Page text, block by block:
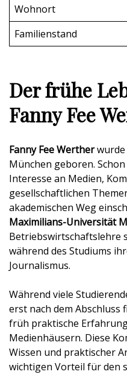
Wohnort
Familienstand
Der frühe
Fanny Fee
Fanny Fee Wertherwurde
München geboren.
Interesse an Medien,
gesellschaftlichen
akademischen Weg
Maximilians-Universität
Betriebswirtschaftslehre
während des Studiums
Journalismus.
Während viele
erst nach dem Abschluss
früh praktische
Medienhäusern. Diese
Wissen und praktischer
wichtigen Vorteil für den